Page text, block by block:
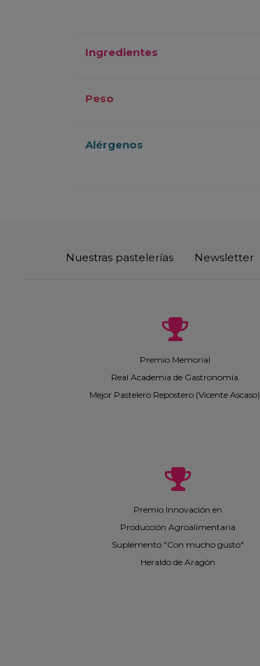
Ingredientes
Peso
Alérgenos
Nuestras pastelerías Newsletter
Premio Memorial
Real Academia de Gastronomía
Mejor Pastelero Repostero (Vicente Ascaso)
Premio Innovación en
Producción Agroalimentaria
Suplemento "Con mucho gusto"
Heraldo de Aragón